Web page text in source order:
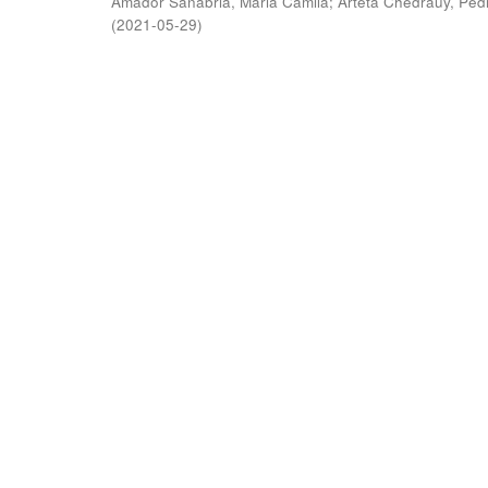
(2021-05-29)